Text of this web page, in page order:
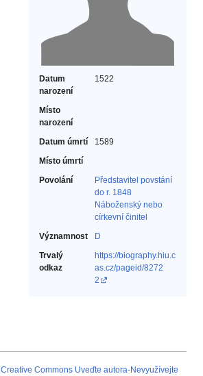
Datum
narození
1522
Místo
narození
Datum úmrtí
1589
Místo úmrtí
Povolání
Představitel povstání
do r. 1848‎
Náboženský nebo
církevní činitel‎
Významnost
D
Trvalý
odkaz
https://biography.hiu.c
as.cz/pageid/8272
2
Creative Commons Uveďte autora-Nevyužívejte